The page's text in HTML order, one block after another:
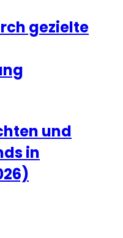
gezielte
und
in